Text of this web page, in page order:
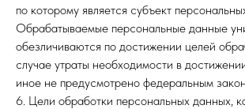
по которому является субъект
Обрабатываемые персональные данные
обезличиваются по достижении целей
случае утраты необходимости в
иное не предусмотрено федеральным
6. Цели обработки персональных данных,